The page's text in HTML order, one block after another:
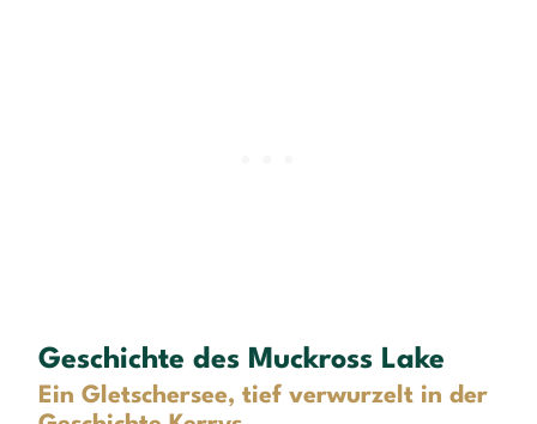
Geschichte des Muckross Lake
Ein Gletschersee, tief verwurzelt in der